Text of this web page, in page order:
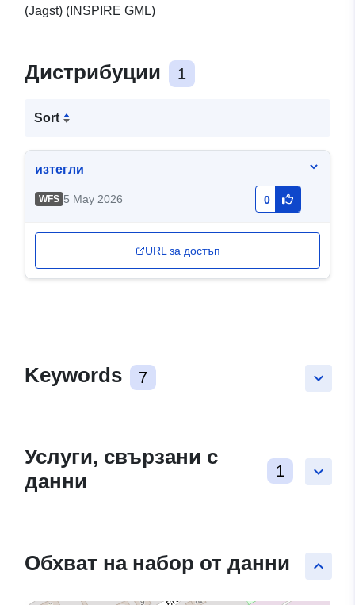
(Jagst) (INSPIRE GML)
Дистрибуции 1
Sort
изтегли
WFS 5 May 2026 0
URL за достъп
keyboard_arrow_down
Keywords 7
keyboard_arrow_down
Услуги, свързани с
данни
1
keyboard_arrow_up
Обхват на набор от данни